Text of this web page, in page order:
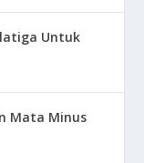
Untuk
Mata Minus